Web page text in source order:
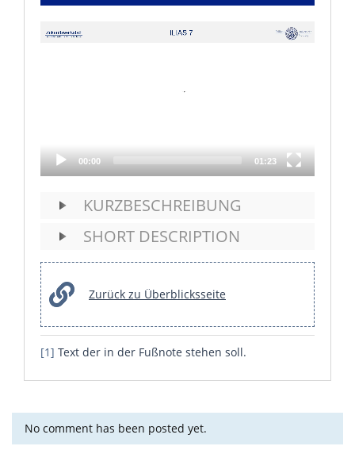
Video
00:00 01:23
KURZBESCHREIBUNG
SHORT DESCRIPTION
Zurück zu Überblicksseite
[1] Text der in der Fußnote stehen soll.
No comment has been posted yet.